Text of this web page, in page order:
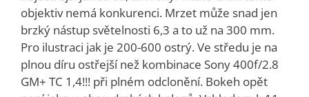
objektiv nemá konkurenci. Mrzet může snad jen
brzký nástup světelnosti 6,3 a to už na 300 mm.
Pro ilustraci jak je 200-600 ostrý. Ve středu je na
plnou díru ostřejší než kombinace Sony 400f/2.8
GM+ TC 1,4!!! při plném odclonění. Bokeh opět